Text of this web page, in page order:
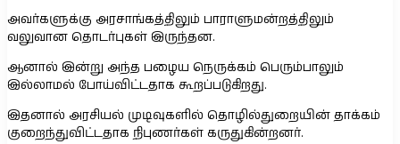
அவர்களுக்கு அரசாங்கத்திலும் பாராளுமன்றத்திலும்
வலுவான தொடர்புகள் இருந்தன.
ஆனால் இன்று அந்த பழைய நெருக்கம் பெரும்பாலும்
இல்லாமல் போய்விட்டதாக கூறப்படுகிறது.
இதனால் அரசியல் முடிவுகளில் தொழில்துறையின் தாக்கம்
குறைந்துவிட்டதாக நிபுணர்கள் கருதுகின்றனர்.